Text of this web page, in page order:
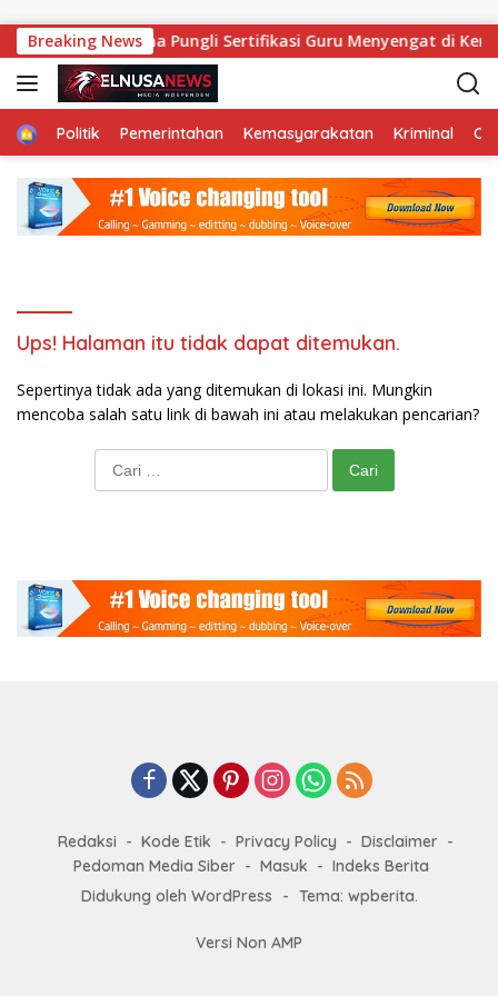
Breaking NewsAroma Pungli Sertifikasi Guru Menyengat di
HomePolitik Pemerintahan Kemasyarakatan Kriminal
Ups! Halaman itu tidak dapat ditemukan.
Sepertinya tidak ada yang ditemukan di lokasi ini. Mungkin
mencoba salah satu link di bawah ini atau melakukan pencarian?
Redaksi Kode Etik Privacy Policy
Disclaimer
Pedoman Media Siber
Masuk
Indeks Berita
Didukung oleh WordPress
- Tema: wpberita.
Versi Non AMP